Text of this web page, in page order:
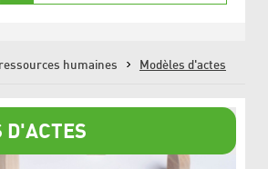
humaines Modèles d'actes
D'ACTES